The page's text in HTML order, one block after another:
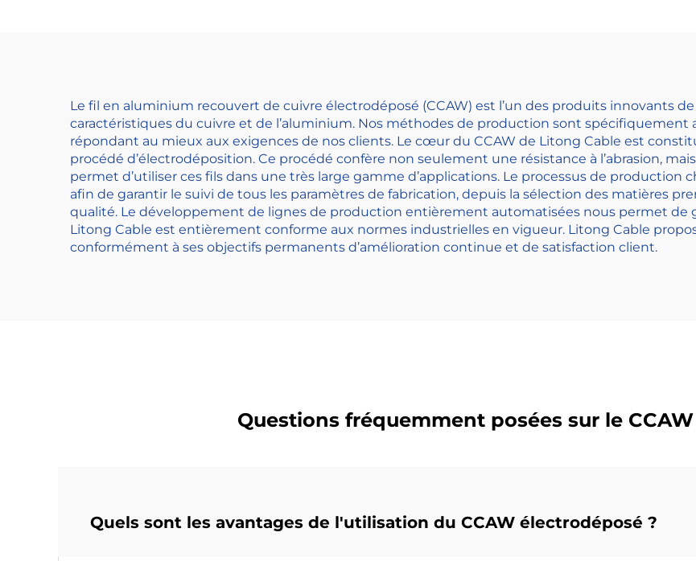
Le fil en aluminium recouvert de cuivre électrodéposé (CCAW) est l’un des produits innovants
caractéristiques du cuivre et de l’aluminium. Nos méthodes de production sont spécifiquement
répondant au mieux aux exigences de nos clients. Le cœur du CCAW de Litong Cable est
procédé d’électrodéposition. Ce procédé confère non seulement une résistance à l’abrasion,
permet d’utiliser ces fils dans une très large gamme d’applications. Le processus de
afin de garantir le suivi de tous les paramètres de fabrication, depuis la sélection des matières
qualité. Le développement de lignes de production entièrement automatisées nous permet de
Litong Cable est entièrement conforme aux normes industrielles en vigueur. Litong Cable
conformément à ses objectifs permanents d’amélioration continue et de satisfaction client.
Questions fréquemment posées sur le
Quels sont les avantages de l'utilisation du CCAW électrodéposé ?